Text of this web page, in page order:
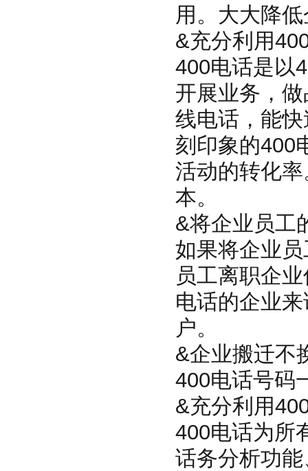
用。大大降
&充分利用
400电话是以
开展业务，
线电话，能
刻印象的400
活动的转化
本。
&将企业员工
如果将企业
员工离职企
电话的企业
户。
&企业搬迁不
400电话号码
&充分利用
400电话为所
话务分析功